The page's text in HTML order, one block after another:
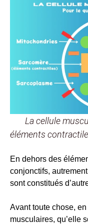
La cellule
éléments
En dehors des
conjonctifs,
sont constitués
Avant toute chose,
musculaires, qu’elle